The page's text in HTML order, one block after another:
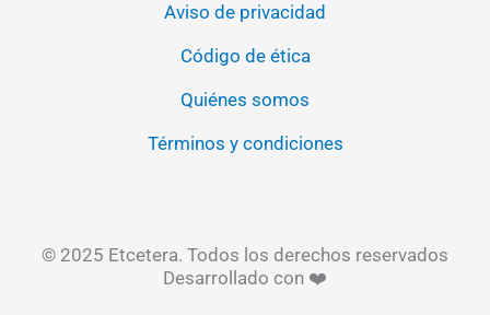
Aviso de privacidad
Código de ética
Quiénes somos
Términos y condiciones
© 2025 Etcetera. Todos los derechos reservados
Desarrollado con ❤️